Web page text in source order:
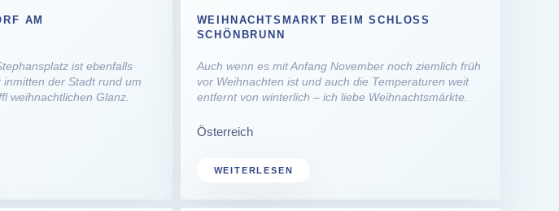
AM
ist ebenfalls
der Stadt rund um
weihnachtlichen Glanz.
WEIHNACHTSMARKT BEIM SCHLOSS
SCHÖNBRUNN
Auch wenn es mit Anfang November noch ziemlich früh
vor Weihnachten ist und auch die Temperaturen weit
entfernt von winterlich – ich liebe Weihnachtsmärkte.
Österreich
WEITERLESEN